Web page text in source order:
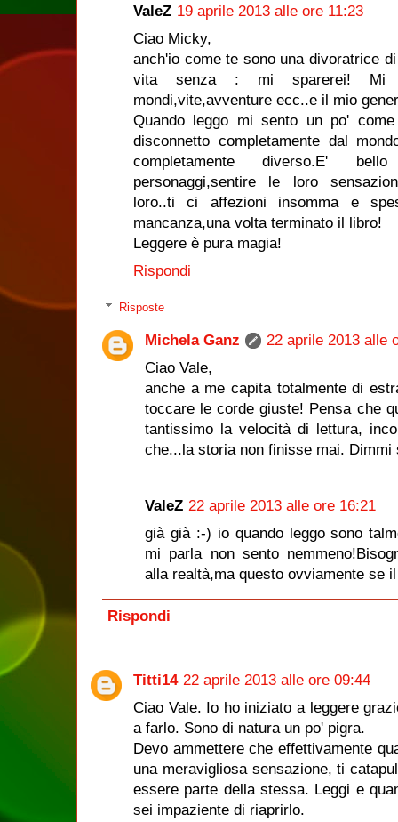
ValeZ 19 aprile 2013 alle ore 11:23
Ciao Micky,
anch'io come te sono una divoratrice
vita senza : mi sparerei! Mi
mondi,vite,avventure ecc..e il mio
Quando leggo mi sento un po'
disconnetto completamente dal
completamente diverso.E'
personaggi,sentire le loro
loro..ti ci affezioni insomma e
mancanza,una volta terminato il libro!
Leggere è pura magia!
Rispondi
Risposte
Michela Ganz
22 aprile 2013 alle
Ciao Vale,
anche a me capita totalmente di
toccare le corde giuste! Pensa che
tantissimo la velocità di lettura,
che...la storia non finisse mai.
ValeZ 22 aprile 2013 alle ore 16:21
già già :-) io quando leggo sono
mi parla non sento
alla realtà,ma questo ovviamente se
Rispondi
Titti14 22 aprile 2013 alle ore 09:44
Ciao Vale. Io ho iniziato a leggere
a farlo. Sono di natura un po' pigra.
Devo ammettere che effettivamente
una meravigliosa sensazione, ti
essere parte della stessa. Leggi e
sei impaziente di riaprirlo.